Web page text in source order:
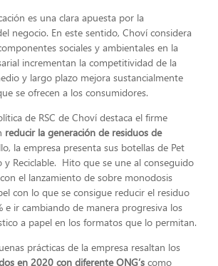
es una clara apuesta por la
negocio. En este sentido, Choví considera
sociales y ambientales en la
incrementan la competitividad de la
y largo plazo mejora sustancialmente
se ofrecen a los consumidores.
de RSC de Choví destaca el firme
reducir la generación de residuos de
la empresa presenta sus botellas de Pet
y Reciclable. Hito que se une al conseguido
el lanzamiento de sobre monodosis
con lo que se consigue reducir el residuo
e ir cambiando de manera progresiva los
a papel en los formatos que lo permitan.
prácticas de la empresa resaltan los
en 2020 con diferente ONG’s como